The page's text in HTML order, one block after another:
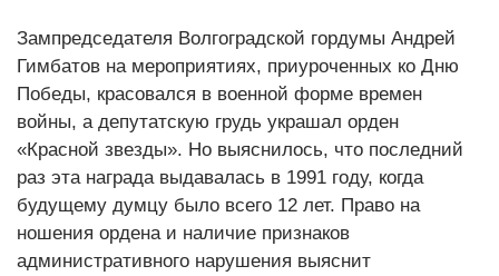
Зампредседателя Волгоградской гордумы Андрей
Гимбатов на мероприятиях, приуроченных ко Дню
Победы, красовался в военной форме времен
войны, а депутатскую грудь украшал орден
«Красной звезды». Но выяснилось, что последний
раз эта награда выдавалась в 1991 году, когда
будущему думцу было всего 12 лет. Право на
ношения ордена и наличие признаков
административного нарушения выяснит